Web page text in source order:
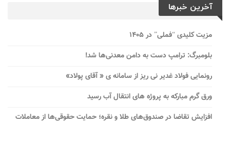
آخرین خبرها
مزیت کلیدی “فملی” در ۱۴۰۵
بلومبرگ: ترامپ دست به دامن معدنی‌ها شد!
رونمایی فولاد غدیر نی ریز از سامانه ی « آقای پولاد»
ورق گرم مبارکه به پروژه های انتقال آب رسید
افزایش تقاضا در صندوق‌های طلا و نقره؛ حمایت حقوقی‌ها از معاملات